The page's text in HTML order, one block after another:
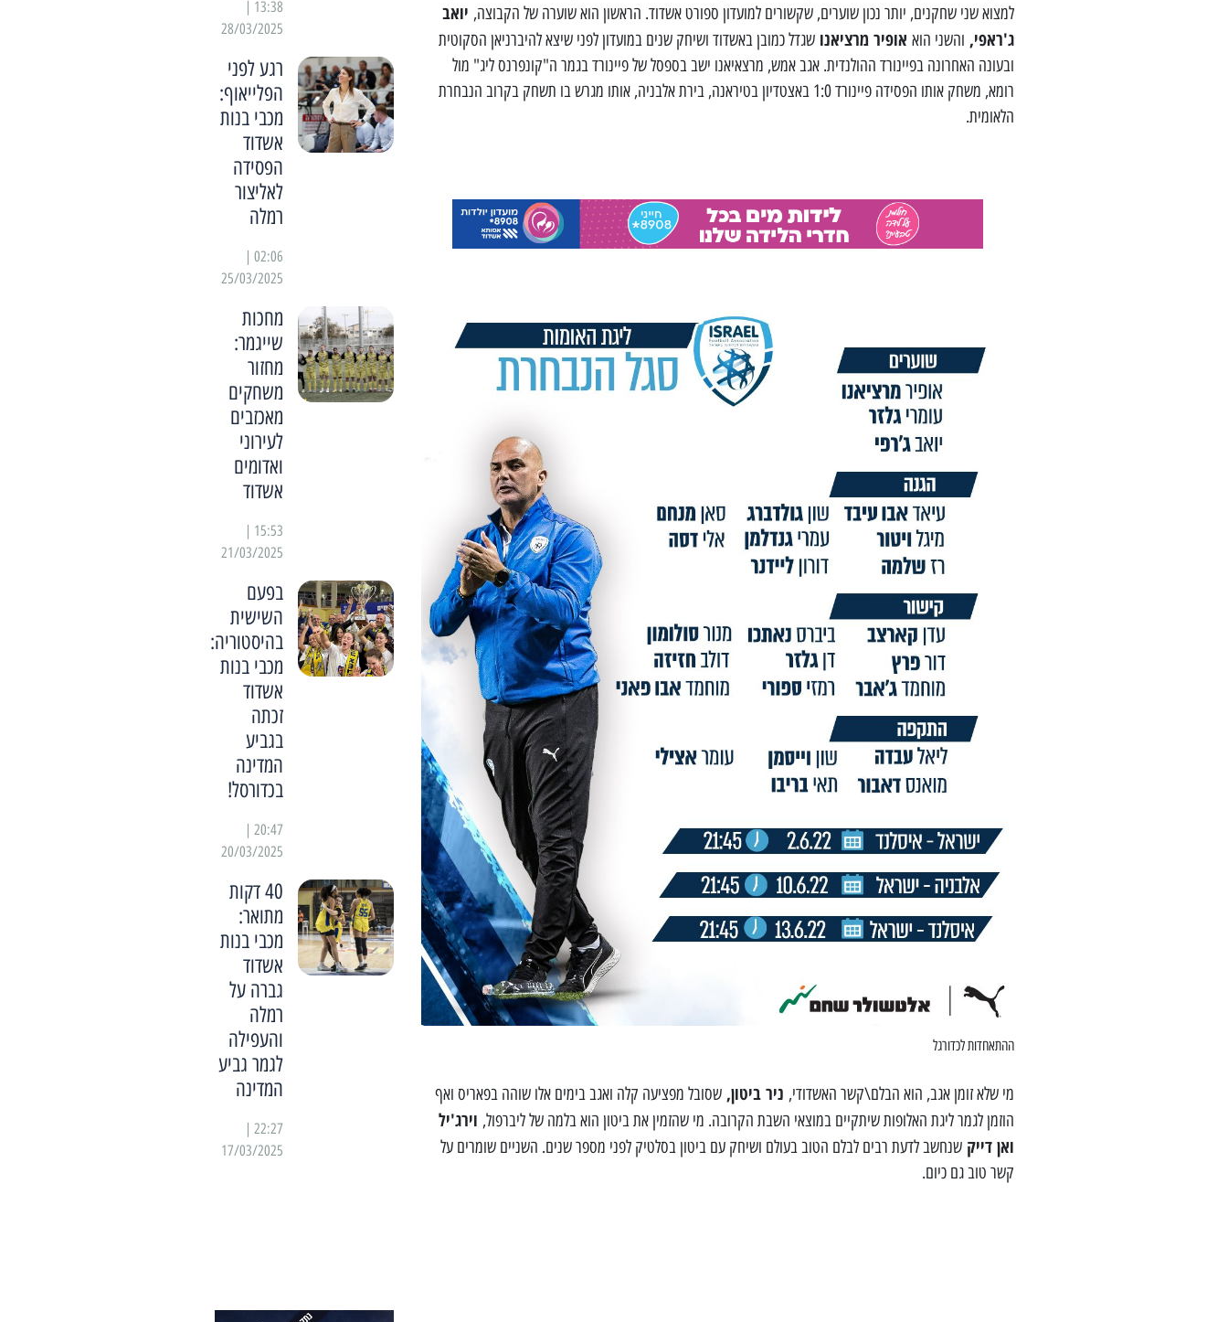
למצוא שני שחקנים, יותר נכון שוערים, שקשורים למועדון ספורט אשדוד. הראשון הוא שוערה של הקבוצה, יואב
ג'ראפי, והשני הוא אופיר מרציאנו שגדל כמובן באשדוד ושיחק שנים במועדון לפני שיצא להיברניאן הסקוטית
ובעונה האחרונה בפיינורד ההולנדית. אגב אמש, מרצאיאנו ישב בספסל של פיינורד בגמר ה"קונפרנס ליג" מול
רומא, משחק אותו הפסידה פיינורד 1:0 באצטדיון בטיראנה, בירת אלבניה, אותו מגרש בו תשחק בקרוב הנבחרת
הלאומית.
ההתאחדות לכדורגל
מי שלא זומן אגב, הוא הבלם\קשר האשדודי, ניר ביטון, שסובל מפציעה קלה ואגב בימים אלו שוהה בפאריס ואף
הוזמן לגמר ליגת האלופות שיתקיים במוצאי השבת הקרובה. מי שהזמין את ביטון הוא בלמה של ליברפול, וירג'יל
ואן דייק שנחשב לדעת רבים לבלם הטוב בעולם ושיחק עם ביטון בסלטיק לפני מספר שנים. השניים שומרים על
קשר טוב גם כיום.
28/03/2025
רגע לפני
הפלייאוף:
מכבי בנות
אשדוד
הפסידה
לאליצור
רמלה
25/03/2025
מחכות
שייגמר:
מחזור
משחקים
מאכזבים
לעירוני
ואדומים
אשדוד
21/03/2025
בפעם
השישית
בהיסטוריה:
מכבי בנות
אשדוד
זכתה
בגביע
המדינה
בכדורסל!
20/03/2025
40 דקות
מתואר:
מכבי בנות
אשדוד
גברה על
רמלה
והעפילה
לגמר גביע
המדינה
17/03/2025